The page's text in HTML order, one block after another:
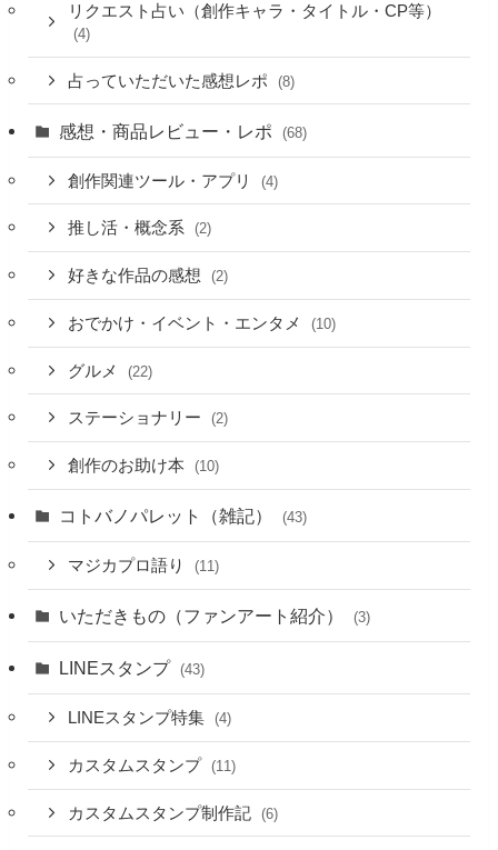
リクエスト占い（創作キャラ・タイトル・CP等）
(4)
占っていただいた感想レポ (8)
感想・商品レビュー・レポ (68)
創作関連ツール・アプリ (4)
推し活・概念系 (2)
好きな作品の感想 (2)
おでかけ・イベント・エンタメ (10)
グルメ (22)
ステーショナリー (2)
創作のお助け本 (10)
コトバノパレット（雑記） (43)
マジカプロ語り (11)
いただきもの（ファンアート紹介） (3)
LINEスタンプ (43)
LINEスタンプ特集 (4)
カスタムスタンプ (11)
カスタムスタンプ制作記 (6)